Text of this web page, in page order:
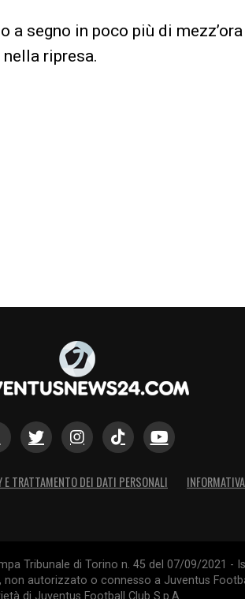
a segno in poco più di mezz’ora
ripresa.
E TRATTAMENTO DEI DATI PERSONALI
Tribunale di Torino n. 45 del 07/09/2021 -
autorizzato o connesso a Juventus
di Juventus Football Club S.p.A.